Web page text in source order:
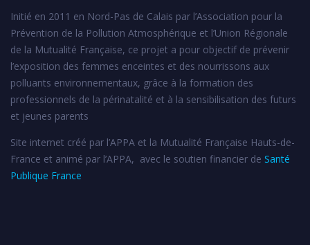
Initié en 2011 en Nord-Pas de Calais par l’Association pour la
Prévention de la Pollution Atmosphérique et l’Union Régionale
de la Mutualité Française, ce projet a pour objectif de prévenir
l’exposition des femmes enceintes et des nourrissons aux
polluants environnementaux, grâce à la formation des
professionnels de la périnatalité et à la sensibilisation des futurs
et jeunes parents
Site internet créé par l’APPA et la Mutualité Française Hauts-de-
France et animé par l’APPA, avec le soutien financier de Santé
Publique France